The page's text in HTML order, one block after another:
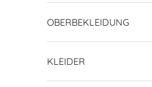
OBERBEKLEIDUNG
KLEIDER